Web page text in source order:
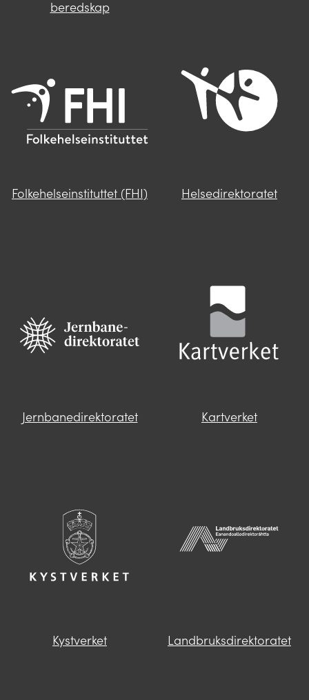
beredskap
Folkehelseinstituttet (FHI) Helsedirektoratet
Jernbanedirektoratet Kartverket
Kystverket Landbruksdirektoratet